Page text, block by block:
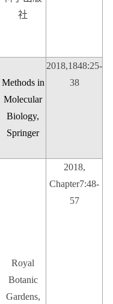
社
Methods in
Molecular
Biology,
Springer
2018,1848:25-
38
Royal
Botanic
Gardens,
2018,
Chapter7:48-
57